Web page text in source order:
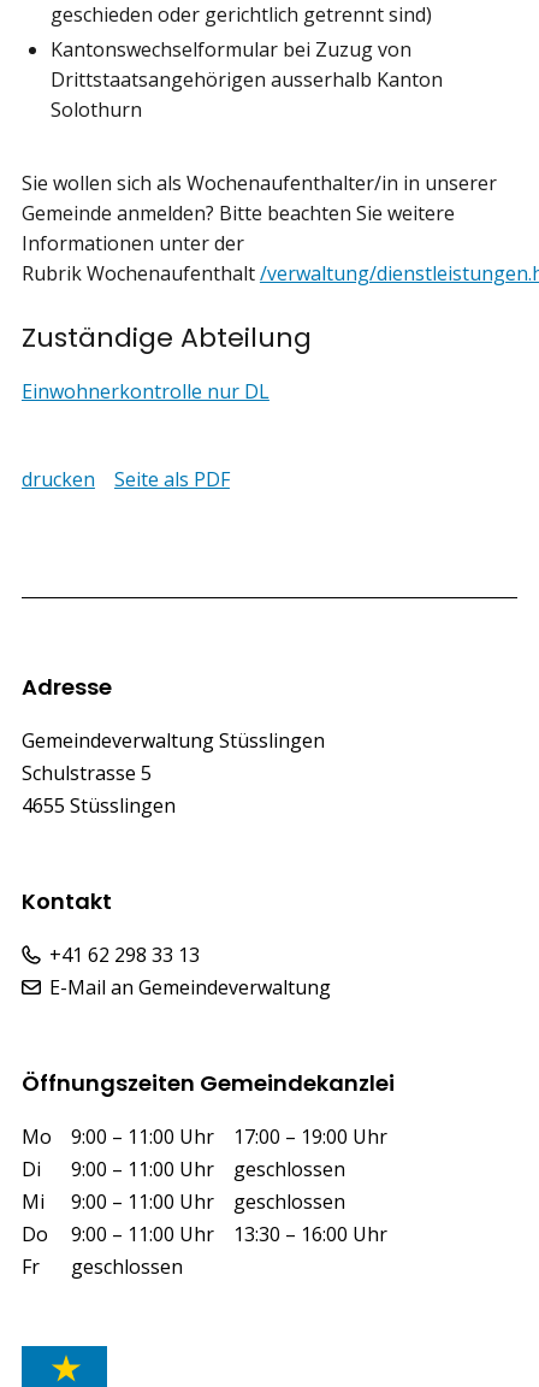
geschieden oder gerichtlich getrennt sind)
Kantonswechselformular bei Zuzug von
Drittstaatsangehörigen ausserhalb Kanton
Solothurn
Sie wollen sich als Wochenaufenthalter/in in unserer
Gemeinde anmelden? Bitte beachten Sie weitere
Informationen unter der
Rubrik Wochenaufenthalt/verwaltung/
Zuständige Abteilung
Einwohnerkontrolle nur DL
drucken Seite als PDF
Footer
Adresse
Gemeindeverwaltung Stüsslingen
Schulstrasse 5
4655 Stüsslingen
Kontakt
+41 62 298 33 13
E-Mail an Gemeindeverwaltung
Öffnungszeiten Gemeindekanzlei
Wochentag Vormittag Nachmittag
Mo 9:00 – 11:00 Uhr
17:00 – 19:00 Uhr
Di
9:00 – 11:00 Uhr
geschlossen
Mi
9:00 – 11:00 Uhr
geschlossen
Do
9:00 – 11:00 Uhr
13:30 – 16:00 Uhr
Fr
geschlossen